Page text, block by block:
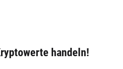
handeln!